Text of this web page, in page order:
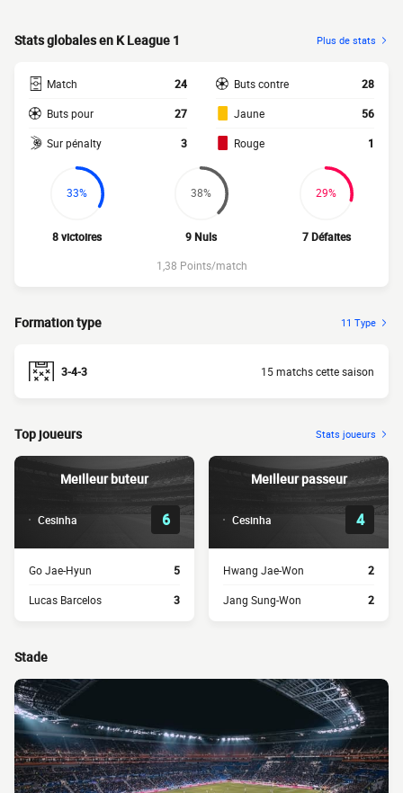
Stats globales en K League 1 Plus de stats
Match 24
Buts pour 27
Sur pénalty 3
Buts contre 28
Jaune 56
Rouge 1
33%
8 victoires
38%
9 Nuls
29%
7 Défaites
1,38 Points/match
Formation type 11 Type
3-4-3 15 matchs cette saison
Top joueurs Stats joueurs
Meilleur buteur
Cesinha 6
Go Jae-Hyun 5
Lucas Barcelos 3
Meilleur passeur
Cesinha 4
Hwang Jae-Won 2
Jang Sung-Won 2
Stade